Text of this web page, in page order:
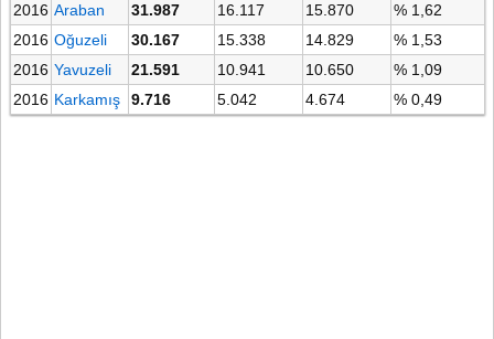
2016 Araban 31.987 16.117 15.870
% 1,62
2016 Oğuzeli 30.167 15.338 14.829
% 1,53
2016 Yavuzeli 21.591 10.941 10.650
% 1,09
2016 Karkamış 9.716 5.042 4.674 % 0,49